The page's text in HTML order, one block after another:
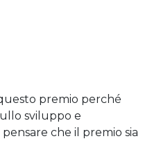
premio perché
sviluppo e
che il premio sia